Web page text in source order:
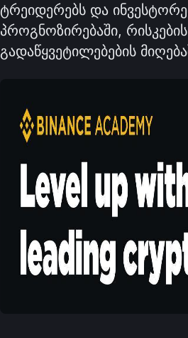
ტრეიდერებს და
პროგნოზირებაში,
გადაწყვეტილებების